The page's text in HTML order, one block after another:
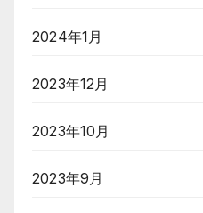
2024年1月
2023年12月
2023年10月
2023年9月